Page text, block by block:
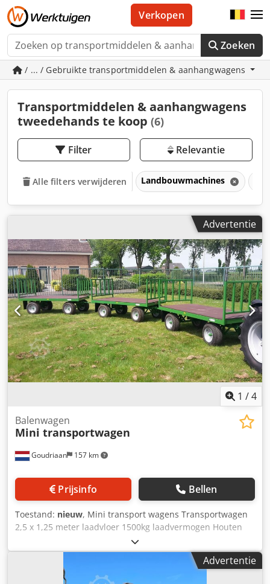
Zoeken
Verkopen
/ ... / Gebruikte transportmiddelen & aanhangwagens
Transportmiddelen & aanhangwagens
tweedehands te koop (6)
Filter Relevantie
Alle filters verwijderen Landbouwmachines
Advertentie
1 /4
Goudriaan 157 km
Balenwagen
Mini transportwagen
Prijsinfo Bellen
Toestand: nieuw, Mini transport wagens Transportwagen
2,5 x 1,25 meter laadvloer 1500kg laadvermogen Houten
laadvloer Vast voor en achterhek Volgtrekhaak om een
treintje te maken Wij maken deze wagens naar wens,
iedere afmeting is in overleg mogelijk Gespoten in RAL
kleur naar wens. Crodpfxezg E Iqo Am Tef Staat: Nieuw
Advertentie